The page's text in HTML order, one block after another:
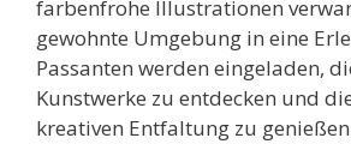
farbenfrohe Illustrationen
gewohnte Umgebung in eine
Passanten werden eingeladen,
Kunstwerke zu entdecken und
kreativen Entfaltung zu